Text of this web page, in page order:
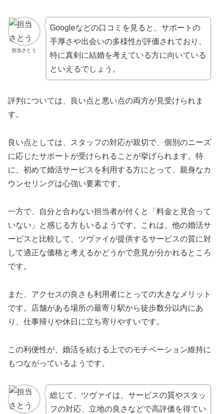
担当さとう
Googleなどの口コミを見ると、サポートの
手厚さや出会いの多様性が評価されており、
特に真剣に結婚を考えている方に向いている
といえるでしょう。
評判については、良い点と悪い点の両方が見受けられま
す。
良い点としては、スタッフの対応が親切で、個別のニーズ
に応じたサポートが受けられることが挙げられます。特
に、初めて婚活サービスを利用する方にとって、親身なカ
ウンセリングは心強い要素です。
一方で、自分と合わない担当者が付くと「料金と見合って
いない」と感じる方もいるようです。これは、他の婚活サ
ービスと比較して、ツヴァイが提供するサービスの質に対
して適正な価格と考えるかどうかで意見が分かれるところ
です。
また、アクセスの良さも利用者にとっての大きなメリット
です。店舗がある場所の最寄り駅から徒歩数分以内にあ
り、仕事帰りや休日に立ち寄りやすいです。
この利便性が、婚活を続ける上でのモチベーション維持に
もつながっているようです。
総じて、ツヴァイは、サービスの質やスタッ
フの対応、立地の良さなどで高評価を得てい